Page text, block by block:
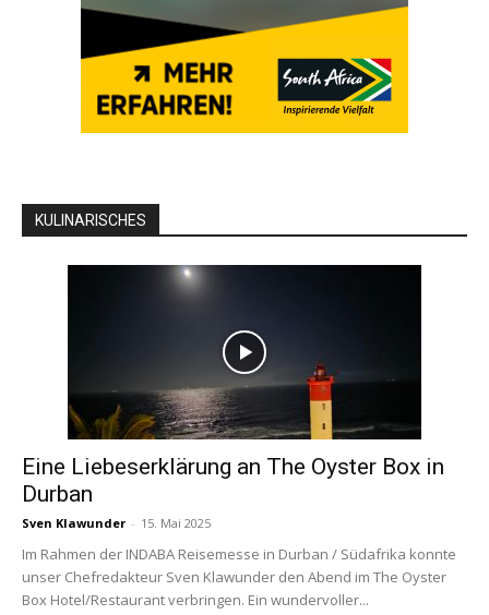
KULINARISCHES
Eine Liebeserklärung an The Oyster Box in
Durban
Sven Klawunder - 15. Mai 2025
Im Rahmen der INDABA Reisemesse in Durban / Südafrika konnte
unser Chefredakteur Sven Klawunder den Abend im The Oyster
Box Hotel/Restaurant verbringen. Ein wundervoller...